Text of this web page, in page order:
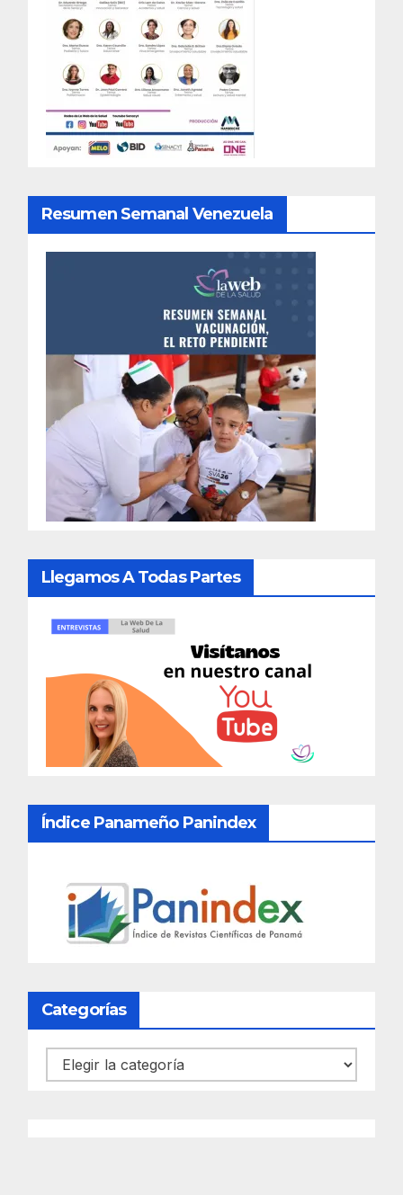
Resumen Semanal Venezuela
Llegamos A Todas Partes
Índice Panameño Panindex
Categorías
Categorías